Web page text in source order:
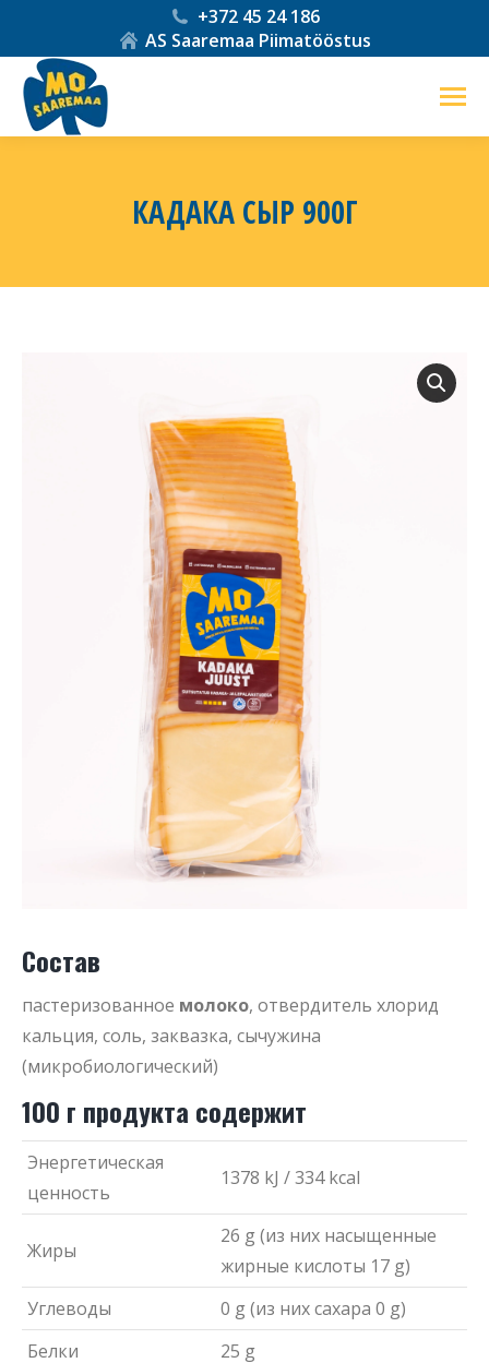
+372 45 24 186
AS Saaremaa Piimatööstus
КАДАКА СЫР 900Г
Состав
пастеризованное молоко, отвердитель хлорид
кальция, соль, заквазка, сычужина
(микробиологический)
100 г продукта содержит
Энергетическая
ценность
1378 kJ / 334 kcal
Жиры
26 g (из них насыщенные
жирные кислоты 17 g)
Углеводы
0 g (из них сахара 0 g)
Белки
25 g